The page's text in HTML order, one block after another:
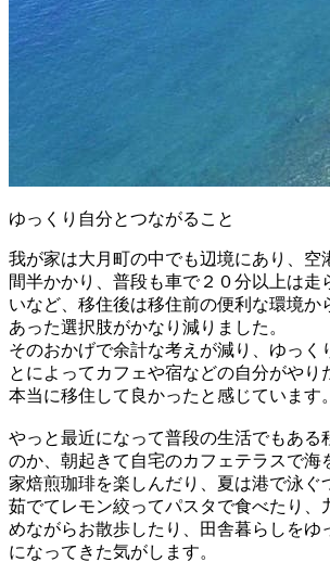
ゆっくり自分とつながること
我が家は大月町の中でも辺境にあり、空
間半かかり、普段も車で２０分以上は走
いなど、移住後は移住前の便利な環境か
あった選択肢がかなり減りました。
そのおかげで余計な考えが減り、ゆっく
とによってカフェや宿などの自分がやり
本当に移住して良かったと感じています。
やっと最近になって普段の生活でもある
のか、朝起きて自宅のカフェテラスで海
家焙煎珈琲を楽しんだり、夏は港で泳ぐ
茹でてレモン絞ってパスタで食べたり、
めながらお散歩したり、田舎暮らしをゆ
になってきた気がします。